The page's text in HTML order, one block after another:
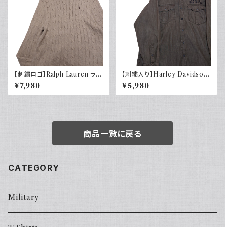
【刺繍ロゴ】Ralph Lauren ラル
フローレン ケーブル編みニット
ベージュ
¥7,980
【刺繍入り】Harley Davidson
ハーレーダビッドソン 長袖シャ
ツ 古着 ノーカラー
¥5,980
商品一覧に戻る
CATEGORY
Military